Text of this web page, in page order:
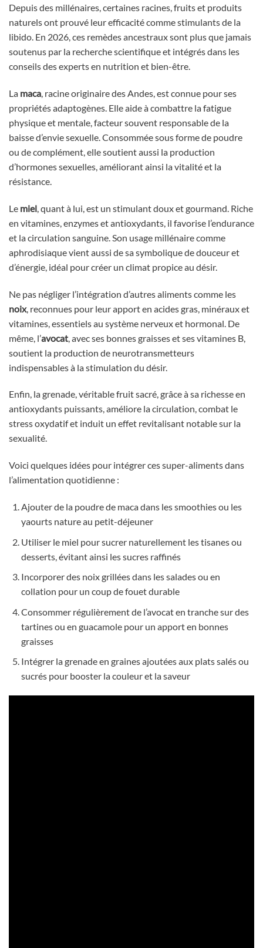
Depuis des millénaires, certaines racines, fruits et produits
naturels ont prouvé leur efficacité comme stimulants de la
libido. En 2026, ces remèdes ancestraux sont plus que jamais
soutenus par la recherche scientifique et intégrés dans les
conseils des experts en nutrition et bien-être.
La maca, racine originaire des Andes, est connue pour ses
propriétés adaptogènes. Elle aide à combattre la fatigue
physique et mentale, facteur souvent responsable de la
baisse d’envie sexuelle. Consommée sous forme de poudre
ou de complément, elle soutient aussi la production
d’hormones sexuelles, améliorant ainsi la vitalité et la
résistance.
Le miel, quant à lui, est un stimulant doux et gourmand. Riche
en vitamines, enzymes et antioxydants, il favorise l’endurance
et la circulation sanguine. Son usage millénaire comme
aphrodisiaque vient aussi de sa symbolique de douceur et
d’énergie, idéal pour créer un climat propice au désir.
Ne pas négliger l’intégration d’autres aliments comme les
noix, reconnues pour leur apport en acides gras, minéraux et
vitamines, essentiels au système nerveux et hormonal. De
même, l’avocat , avec ses bonnes graisses et ses vitamines B,
soutient la production de neurotransmetteurs
indispensables à la stimulation du désir.
Enfin, la grenade, véritable fruit sacré, grâce à sa richesse en
antioxydants puissants, améliore la circulation, combat le
stress oxydatif et induit un effet revitalisant notable sur la
sexualité.
Voici quelques idées pour intégrer ces super-aliments dans
l’alimentation quotidienne :
Ajouter de la poudre de maca dans les smoothies ou les
yaourts nature au petit-déjeuner
Utiliser le miel pour sucrer naturellement les tisanes ou
desserts, évitant ainsi les sucres raffinés
Incorporer des noix grillées dans les salades ou en
collation pour un coup de fouet durable
Consommer régulièrement de l’avocat en tranche sur des
tartines ou en guacamole pour un apport en bonnes
graisses
Intégrer la grenade en graines ajoutées aux plats salés ou
sucrés pour booster la couleur et la saveur